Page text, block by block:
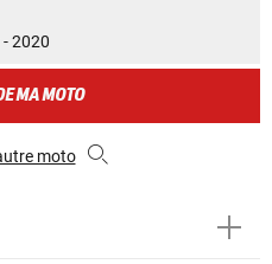
2020
MA MOTO
moto